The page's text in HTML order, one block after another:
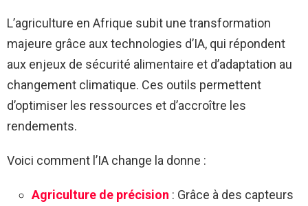
L’agriculture en Afrique subit une transformation
majeure grâce aux technologies d’IA, qui répondent
aux enjeux de sécurité alimentaire et d’adaptation au
changement climatique. Ces outils permettent
d’optimiser les ressources et d’accroître les
rendements.
Voici comment l’IA change la donne :
Agriculture de précision : Grâce à des capteurs